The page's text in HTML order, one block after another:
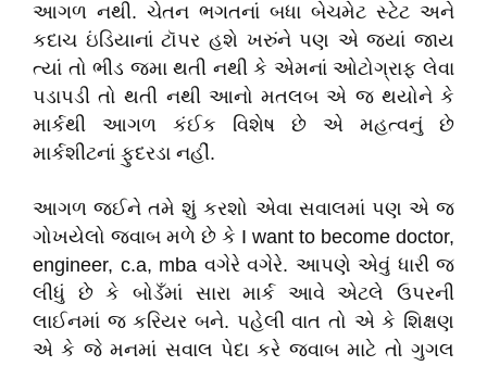
આગળ નથી. ચેતન ભગતનાં બધા બેચમેટ સ્ટેટ અને
કદાચ ઇંડિયાનાં ટૉપર હશે ખરુંને પણ એ જ્યાં જાય
ત્યાં તો ભીડ જમા થતી નથી કે એમનાં ઓટોગ્રાફ લેવા
પડાપડી તો થતી નથી આનો મતલબ એ જ થયોને કે
માર્કથી આગળ કંઈક વિશેષ છે એ મહત્વનું છે
માર્કશીટનાં ફુદરડા નહીં.
આગળ જઈને તમે શું કરશો એવા સવાલમાં પણ એ જ
ગોખયેલો જવાબ મળે છે કે I want to become doctor,
engineer, c.a, mba વગેરે વગેરે. આપણે એવું ધારી જ
લીધું છે કે બોડઁમાં સારા માર્ક આવે એટલે ઉપરની
લાઈનમાં જ કરિયર બને. પહેલી વાત તો એ કે શિક્ષણ
એ કે જે મનમાં સવાલ પેદા કરે જવાબ માટે તો ગુગલ